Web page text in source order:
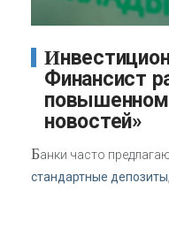
Инвестиционные вклады.
Финансист
повышенном
новостей»
Банки часто
стандартные